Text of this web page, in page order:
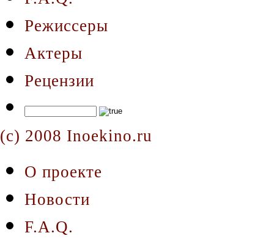
Режиссеры
Актеры
Рецензии
(c) 2008 Inoekino.ru
О проекте
Новости
F.A.Q.